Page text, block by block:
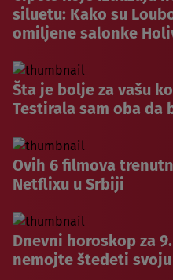
siluetu: Kako su
omiljene salonke
Šta je bolje za vašu
Testirala sam oba da
Ovih 6 filmova
Netflixu u Srbiji
Dnevni horoskop za
nemojte štedeti